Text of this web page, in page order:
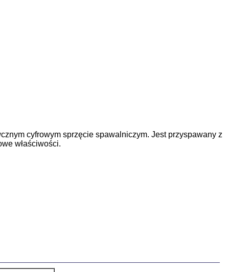
cyfrowym sprzęcie spawalniczym. Jest przyspawany z
właściwości.